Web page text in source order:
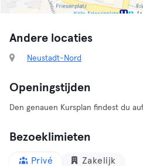
Andere locaties
Neustadt-Nord
Openingstijden
Den genauen Kursplan findest du
Bezoeklimieten
Privé Zakelijk